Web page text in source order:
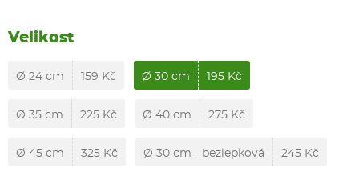
Velikost
Ø 24 cm 159 Kč Ø 30 cm 195 Kč
Ø 35 cm 225 Kč Ø 40 cm 275 Kč
Ø 45 cm 325 Kč Ø 30 cm - bezlepková 245 Kč